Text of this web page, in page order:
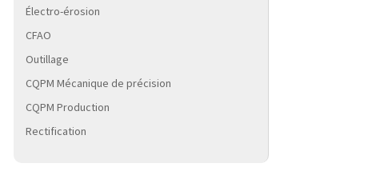
Électro-érosion
CFAO
Outillage
CQPM Mécanique de précision
CQPM Production
Rectification